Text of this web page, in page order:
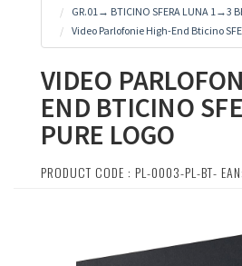
GR.01→ BTICINO SFERA LUNA 1→3
Video Parlofonie High-End Bticino
VIDEO
END BTICINO
PURE LOGO
PRODUCT CODE : PL-0003-PL-BT-